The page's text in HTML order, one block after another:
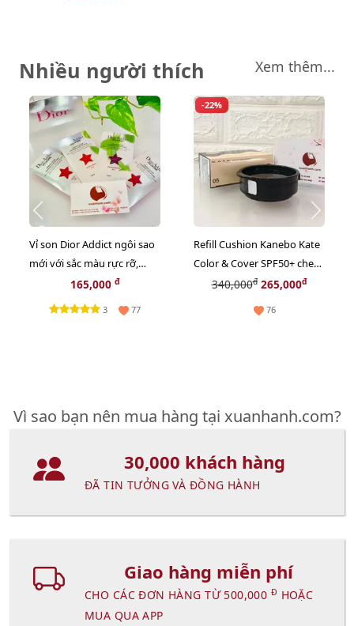
Nhiều người thích Xem thêm...
Vỉ son Dior Addict ngôi sao
mới với sắc màu rực rỡ,
bóng mượt, giữ ẩm 24h
165,000 đ
3 77
-22%
Refill Cushion Kanebo Kate
Color & Cover SPF50+ che
phủ tốt, lì mịn, #05 sáng tự
340,000đ265,000đ
76
Vì sao bạn nên mua hàng tại xuanhanh.com?
30,000 khách hàng
ĐÃ TIN TƯỞNG VÀ ĐỒNG HÀNH
Giao hàng miễn phí
CHO CÁC ĐƠN HÀNG TỪ 500,000 Đ HOẶC
MUA QUA APP